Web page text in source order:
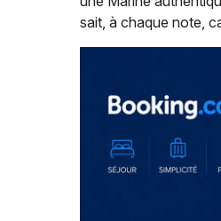
sait, à chaque note,